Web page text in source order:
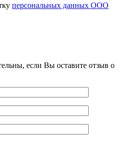
персональных данных ООО
если Вы оставите отзыв о